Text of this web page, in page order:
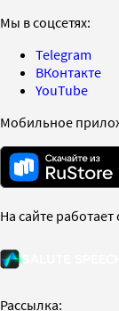
Мы в соцсетях:
Telegram
ВКонтакте
YouTube
Мобильное
На сайте работает
Рассылка: